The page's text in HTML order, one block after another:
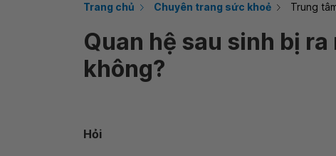
Trang chủ Chuyên trang sức khoẻ Trung
Quan hệ sau sinh bị
không?
Hỏi